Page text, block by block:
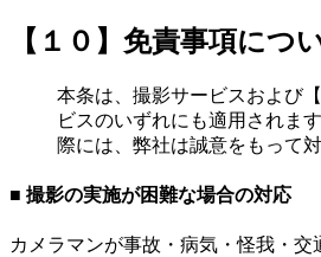
【１０】免責事項につ
本条は、撮影サービスおよび
ビスのいずれにも適用されま
際には、弊社は誠意をもって
■ 撮影の実施が困難な場合の対応
カメラマンが事故・病気・怪我・